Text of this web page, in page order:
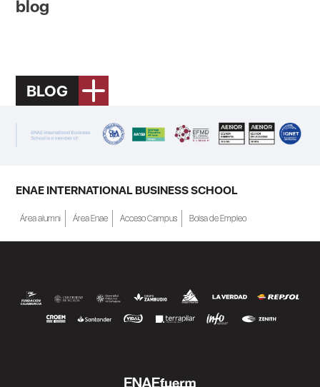
blog
BLOG
ENAE INTERNATIONAL BUSINESS SCHOOL
Área alumni Área Enae Acceso Campus Bolsa de Empleo